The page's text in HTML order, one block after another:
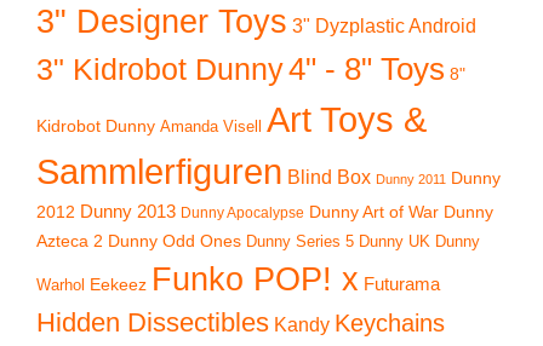
3" Designer Toys 3" Dyzplastic Android
3" Kidrobot Dunny4" - 8" Toys 8"
Kidrobot Dunny Amanda Visell Art Toys &
Sammlerfiguren Blind Box Dunny 2011 Dunny
2012 Dunny 2013 Dunny Apocalypse Dunny Art of War Dunny
Azteca 2 Dunny Odd Ones Dunny Series 5 Dunny UK Dunny
Warhol Eekeez Funko POP! x Futurama
Hidden Dissectibles Kandy Keychains